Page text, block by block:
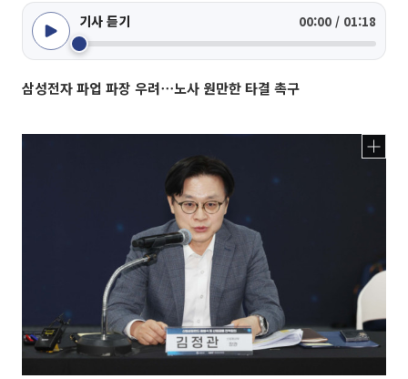
기사 듣기 00:00 / 01:18
삼성전자 파업 파장 우려⋯노사 원만한 타결 촉구